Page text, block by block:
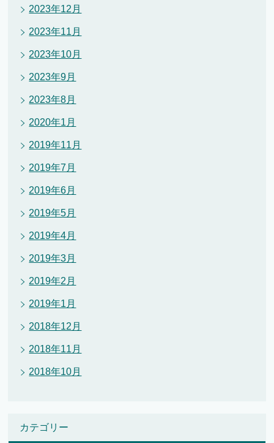
2023年12月
2023年11月
2023年10月
2023年9月
2023年8月
2020年1月
2019年11月
2019年7月
2019年6月
2019年5月
2019年4月
2019年3月
2019年2月
2019年1月
2018年12月
2018年11月
2018年10月
カテゴリー